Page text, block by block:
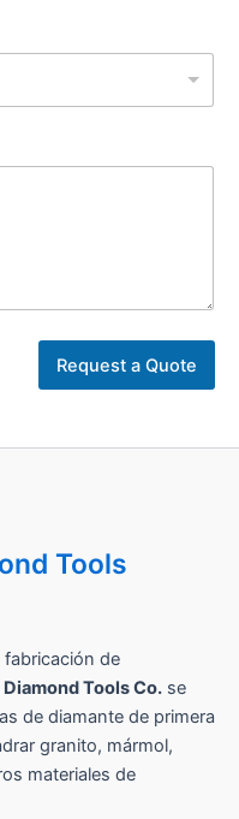
Request a Quote
Tools
fabricación de
Tools Co. se
de diamante de primera
granito, mármol,
materiales de